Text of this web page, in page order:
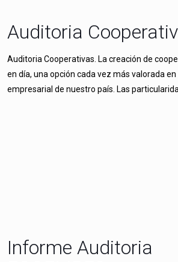
Auditoria
Auditoria Cooperativas. La creación de
en día, una opción cada vez más valorada
empresarial de nuestro país. Las
Informe Auditoria